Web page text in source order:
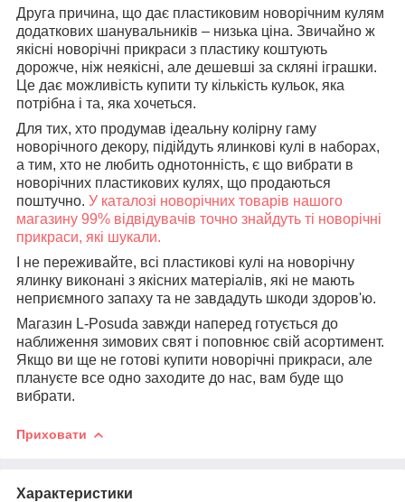
Друга причина, що дає пластиковим новорічним кулям
додаткових шанувальників – низька ціна. Звичайно ж
якісні новорічні прикраси з пластику коштують
дорожче, ніж неякісні, але дешевші за скляні іграшки.
Це дає можливість купити ту кількість кульок, яка
потрібна і та, яка хочеться.
Для тих, хто продумав ідеальну колірну гаму
новорічного декору, підійдуть ялинкові кулі в наборах,
а тим, хто не любить однотонність, є що вибрати в
новорічних пластикових кулях, що продаються
поштучно. У каталозі новорічних товарів нашого
магазину 99% відвідувачів точно знайдуть ті новорічні
прикраси, які шукали.
І не переживайте, всі пластикові кулі на новорічну
ялинку виконані з якісних матеріалів, які не мають
неприємного запаху та не завдадуть шкоди здоров'ю.
Магазин L-Posuda завжди наперед готується до
наближення зимових свят і поповнює свій асортимент.
Якщо ви ще не готові купити новорічні прикраси, але
плануєте все одно заходите до нас, вам буде що
вибрати.
Приховати
Характеристики